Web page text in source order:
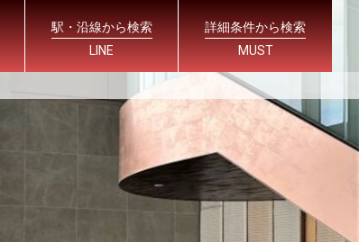
駅・沿線から検索
LINE
詳細条件から検索
MUST